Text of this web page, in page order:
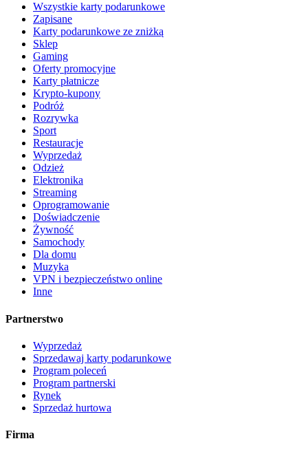
Wszystkie karty podarunkowe
Zapisane
Karty podarunkowe ze zniżką
Sklep
Gaming
Oferty promocyjne
Karty płatnicze
Krypto-kupony
Podróż
Rozrywka
Sport
Restauracje
Wyprzedaż
Odzież
Elektronika
Streaming
Oprogramowanie
Doświadczenie
Żywność
Samochody
Dla domu
Muzyka
VPN i bezpieczeństwo online
Inne
Partnerstwo
Wyprzedaż
Sprzedawaj karty podarunkowe
Program poleceń
Program partnerski
Rynek
Sprzedaż hurtowa
Firma